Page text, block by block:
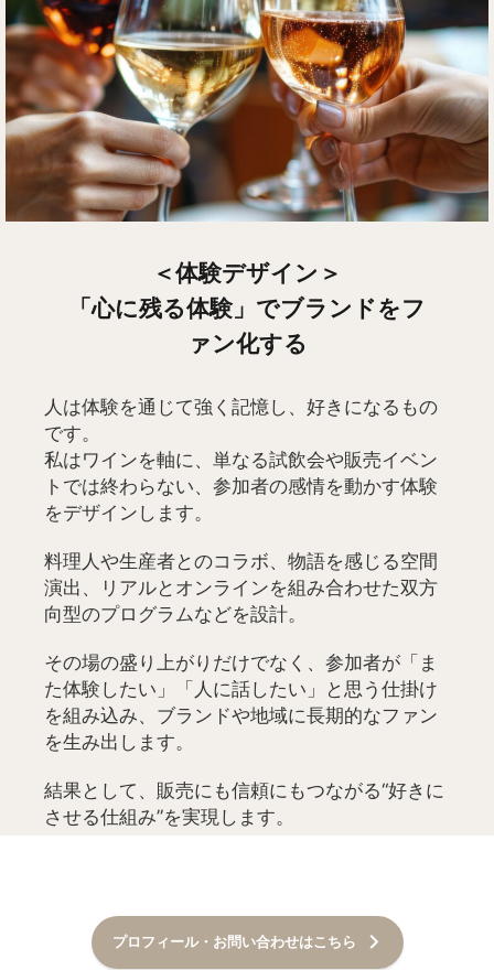
＜体験デザイン＞
「心に残る体験」でブランドをフ
ァン化する
人は体験を通じて強く記憶し、好きになるもの
です。
私はワインを軸に、単なる試飲会や販売イベン
トでは終わらない、参加者の感情を動かす体験
をデザインします。
料理人や生産者とのコラボ、物語を感じる空間
演出、リアルとオンラインを組み合わせた双方
向型のプログラムなどを設計。
その場の盛り上がりだけでなく、参加者が「ま
た体験したい」「人に話したい」と思う仕掛け
を組み込み、ブランドや地域に長期的なファン
を生み出します。
結果として、販売にも信頼にもつながる“好きに
させる仕組み”を実現します。
プロフィール・お問い合わせはこちら